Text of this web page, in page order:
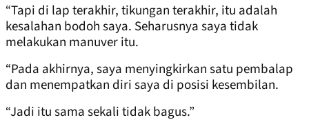
“Tapi di lap terakhir, tikungan terakhir, itu adalah
kesalahan bodoh saya. Seharusnya saya tidak
melakukan manuver itu.
“Pada akhirnya, saya menyingkirkan satu pembalap
dan menempatkan diri saya di posisi kesembilan.
“Jadi itu sama sekali tidak bagus.”